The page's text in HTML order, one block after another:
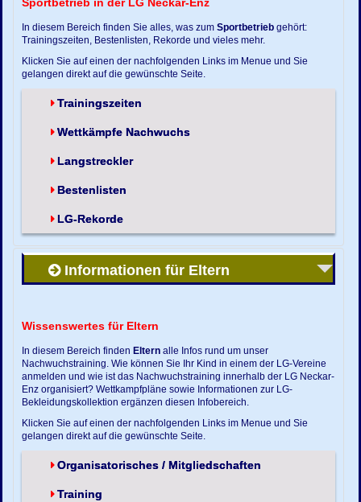
Sportbetrieb in der LG Neckar-Enz
In diesem Bereich finden Sie alles, was zumSportbetrieb gehört:
Trainingszeiten, Bestenlisten, Rekorde und vieles mehr.
Klicken Sie auf einen der nachfolgenden Links im Menue und Sie
gelangen direkt auf die gewünschte Seite.
Trainingszeiten
Wettkämpfe Nachwuchs
Langstreckler
Bestenlisten
LG-Rekorde
Informationen für Eltern
Wissenswertes für Eltern
In diesem Bereich finden Eltern alle Infos rund um unser
Nachwuchstraining. Wie können Sie Ihr Kind in einem der LG-Vereine
anmelden und wie ist das Nachwuchstraining innerhalb der LG Neckar-
Enz organisiert? Wettkampfpläne sowie Informationen zur LG-
Bekleidungskollektion ergänzen diesen Infobereich.
Klicken Sie auf einen der nachfolgenden Links im Menue und Sie
gelangen direkt auf die gewünschte Seite.
Organisatorisches / Mitgliedschaften
Training